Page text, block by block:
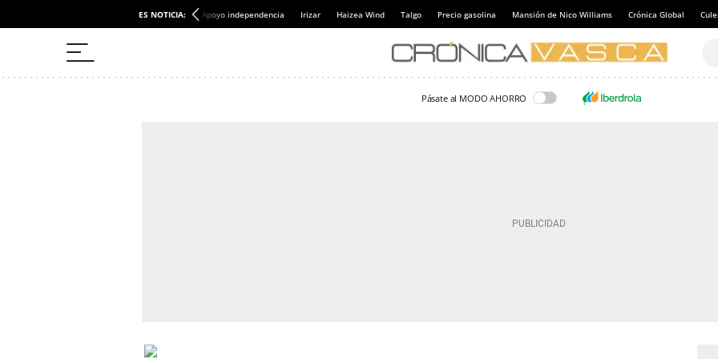
ES NOTICIA: Apoyo independencia Irizar Haizea Wind Talgo Precio gasolina Mansión de Nico Williams Crónica Global
Pásate al MODO AHORRO